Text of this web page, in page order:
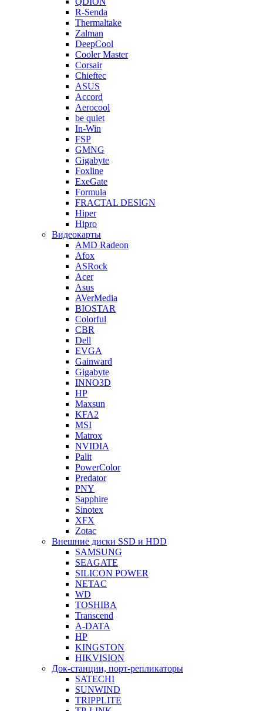
R-Senda
Thermaltake
Zalman
DeepCool
Cooler Master
Corsair
Chieftec
ASUS
Accord
Aerocool
be quiet
In-Win
FSP
GMNG
Gigabyte
Foxline
ExeGate
Formula
FRACTAL DESIGN
Hiper
Hipro
Видеокарты
AMD Radeon
Afox
ASRock
Acer
Asus
AVerMedia
BIOSTAR
Colorful
CBR
Dell
EVGA
Gainward
Gigabyte
INNO3D
HP
Maxsun
KFA2
MSI
Matrox
NVIDIA
Palit
PowerColor
Predator
PNY
Sapphire
Sinotex
XFX
Zotac
Внешние диски SSD и HDD
SAMSUNG
SEAGATE
SILICON POWER
NETAC
WD
TOSHIBA
Transcend
A-DATA
HP
KINGSTON
HIKVISION
Док-станции, порт-репликаторы
SATECHI
SUNWIND
TRIPPLITE